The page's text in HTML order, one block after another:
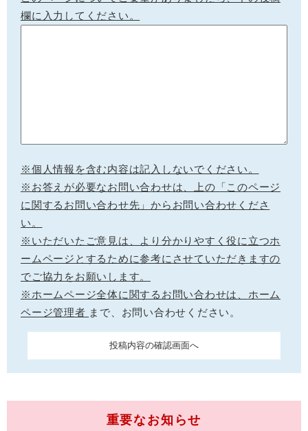
欄に入力してください。
※個人情報を含む内容は記入しないでください。
※お答えが必要なお問い合わせは、上の「このページ
に関するお問い合わせ先」からお問い合わせくださ
い。
※いただいたご意見は、より分かりやすく役に立つホ
ームページとするために参考にさせていただきますの
でご協力をお願いします。
※ホームページ全体に関するお問い合わせは、 ホーム
ページ管理者 まで、お問い合わせください。
重要なお知らせ